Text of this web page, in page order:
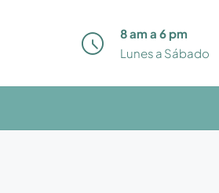
8 am a 6 pm
Lunes a Sábado